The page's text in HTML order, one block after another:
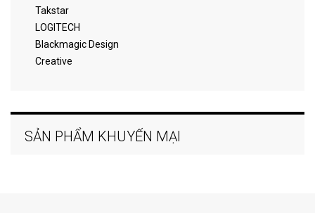
Takstar
LOGITECH
Blackmagic Design
Creative
SẢN PHẨM KHUYẾN MẠI